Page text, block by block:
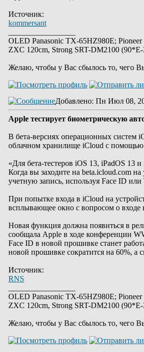
Источник:
kommersant
OLED Panasonic TX-65HZ980E;
ZXC 120cm, Strong SRT-DM2100
Желаю, чтобы у Вас сбылось то, чего
Добавлено: Пн Июл 08,
Apple тестирует биометрическую
В бета-версиях операционных систем
облачном хранилище iCloud с
«Для бета-тестеров iOS 13, iPadOS 13
Когда вы заходите на beta.icloud.com
учетную запись, используя Face ID
При попытке входа в iCloud на
всплывающее окно с вопросом о входе
Новая функция должна появиться в
сообщала Apple в ходе конференции
Face ID в новой прошивке станет
новой прошивке сократится на 60%, а
Источник:
RNS
OLED Panasonic TX-65HZ980E;
ZXC 120cm, Strong SRT-DM2100
Желаю, чтобы у Вас сбылось то, чего